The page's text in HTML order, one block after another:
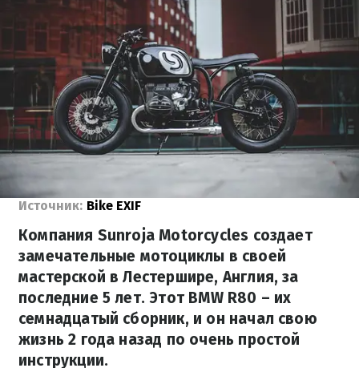
Источник: Bike EXIF
Компания Sunroja Motorcycles создает
замечательные мотоциклы в своей
мастерской в Лестершире, Англия, за
последние 5 лет. Этот BMW R80 – их
семнадцатый сборник, и он начал свою
жизнь 2 года назад по очень простой
инструкции.